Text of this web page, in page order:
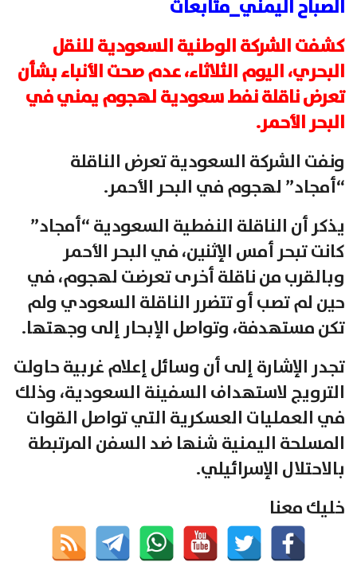
الصباح اليمني_متابعات
كشفت الشركة الوطنية السعودية للنقل
البحري، اليوم الثلاثاء، عدم صحت الأنباء بشأن
تعرض ناقلة نفط سعودية لهجوم يمني في
البحر الأحمر.
ونفت الشركة السعودية تعرض الناقلة
“أمجاد” لهجوم في البحر الأحمر.
يذكر أن الناقلة النفطية السعودية “أمجاد”
كانت تبحر أمس الإثنين، في البحر الأحمر
وبالقرب من ناقلة أخرى تعرضت لهجوم، في
حين لم تصب أو تتضرر الناقلة السعودي ولم
تكن مستهدفة، وتواصل الإبحار إلى وجهتها.
تجدر الإشارة إلى أن وسائل إعلام غربية حاولت
الترويج لاستهداف السفينة السعودية، وذلك
في العمليات العسكرية التي تواصل القوات
المسلحة اليمنية شنها ضد السفن المرتبطة
بالاحتلال الإسرائيلي.
خليك معنا